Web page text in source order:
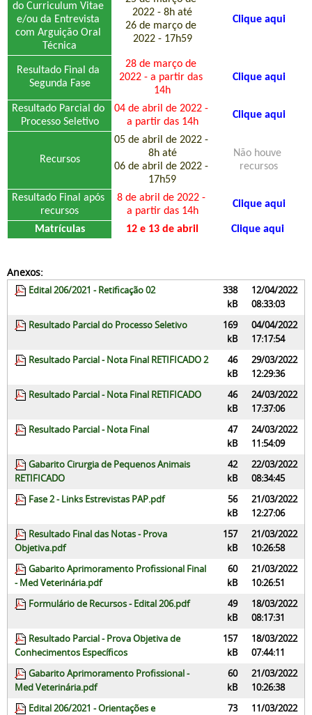
do Curriculum Vitae
e/ou da Entrevista
com Arguição Oral
Técnica
2022 - 8h até
26 de março de
2022 - 17h59
Clique aqui
Resultado Final da
Segunda Fase
28 de março de
2022 - a partir das
14h
Clique aqui
Resultado Parcial do
Processo Seletivo
04 de abril de 2022 -
a partir das 14h
Clique aqui
Recursos
05 de abril de 2022 -
8h até
06 de abril de 2022 -
17h59
Não houve
recursos
Resultado Final após
recursos
8 de abril de 2022 -
a partir das 14h
Clique aqui
Matrículas 12 e 13 de abril Clique aqui
Anexos:
Edital 206/2021 - Retificação 02
338
kB
12/04/2022
08:33:03
Resultado Parcial do Processo Seletivo
169
kB
04/04/2022
17:17:54
Resultado Parcial - Nota Final RETIFICADO 2
46
kB
29/03/2022
12:29:36
Resultado Parcial - Nota Final RETIFICADO
46
kB
24/03/2022
17:37:06
Resultado Parcial - Nota Final
47
kB
24/03/2022
11:54:09
Gabarito Cirurgia de Pequenos Animais
RETIFICADO
42
kB
22/03/2022
08:34:45
Fase 2 - Links Estrevistas PAP.pdf
56
kB
21/03/2022
12:27:06
Resultado Final das Notas - Prova
Objetiva.pdf
157
kB
21/03/2022
10:26:58
Gabarito Aprimoramento Profissional Final
- Med Veterinária.pdf
60
kB
21/03/2022
10:26:51
Formulário de Recursos - Edital 206.pdf
49
kB
18/03/2022
08:17:31
Resultado Parcial - Prova Objetiva de
Conhecimentos Específicos
157
kB
18/03/2022
07:44:11
Gabarito Aprimoramento Profissional -
Med Veterinária.pdf
60
kB
21/03/2022
10:26:38
Edital 206/2021 - Orientações e
73
11/03/2022